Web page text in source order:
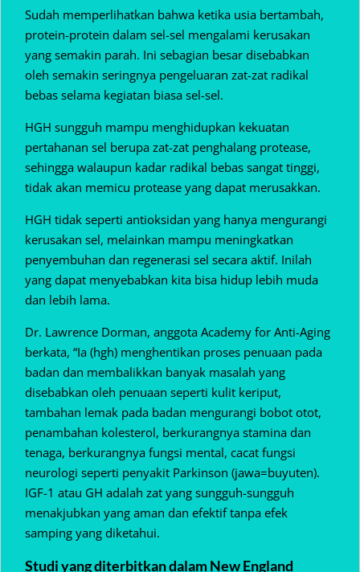
Sudah memperlihatkan bahwa ketika usia bertambah,
protein-protein dalam sel-sel mengalami kerusakan
yang semakin parah. Ini sebagian besar disebabkan
oleh semakin seringnya pengeluaran zat-zat radikal
bebas selama kegiatan biasa sel-sel.
HGH sungguh mampu menghidupkan kekuatan
pertahanan sel berupa zat-zat penghalang protease,
sehingga walaupun kadar radikal bebas sangat tinggi,
tidak akan memicu protease yang dapat merusakkan.
HGH tidak seperti antioksidan yang hanya mengurangi
kerusakan sel, melainkan mampu meningkatkan
penyembuhan dan regenerasi sel secara aktif. Inilah
yang dapat menyebabkan kita bisa hidup lebih muda
dan lebih lama.
Dr. Lawrence Dorman, anggota Academy for Anti-Aging
berkata, “Ia (hgh) menghentikan proses penuaan pada
badan dan membalikkan banyak masalah yang
disebabkan oleh penuaan seperti kulit keriput,
tambahan lemak pada badan mengurangi bobot otot,
penambahan kolesterol, berkurangnya stamina dan
tenaga, berkurangnya fungsi mental, cacat fungsi
neurologi seperti penyakit Parkinson (jawa=buyuten).
IGF-1 atau GH adalah zat yang sungguh-sungguh
menakjubkan yang aman dan efektif tanpa efek
samping yang diketahui.
Studi yang diterbitkan dalam New England